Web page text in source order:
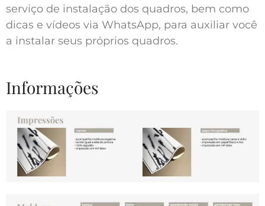
serviço de instalação dos quadros, bem como
dicas e vídeos via WhatsApp, para auxiliar você
a instalar seus próprios quadros.
Informações